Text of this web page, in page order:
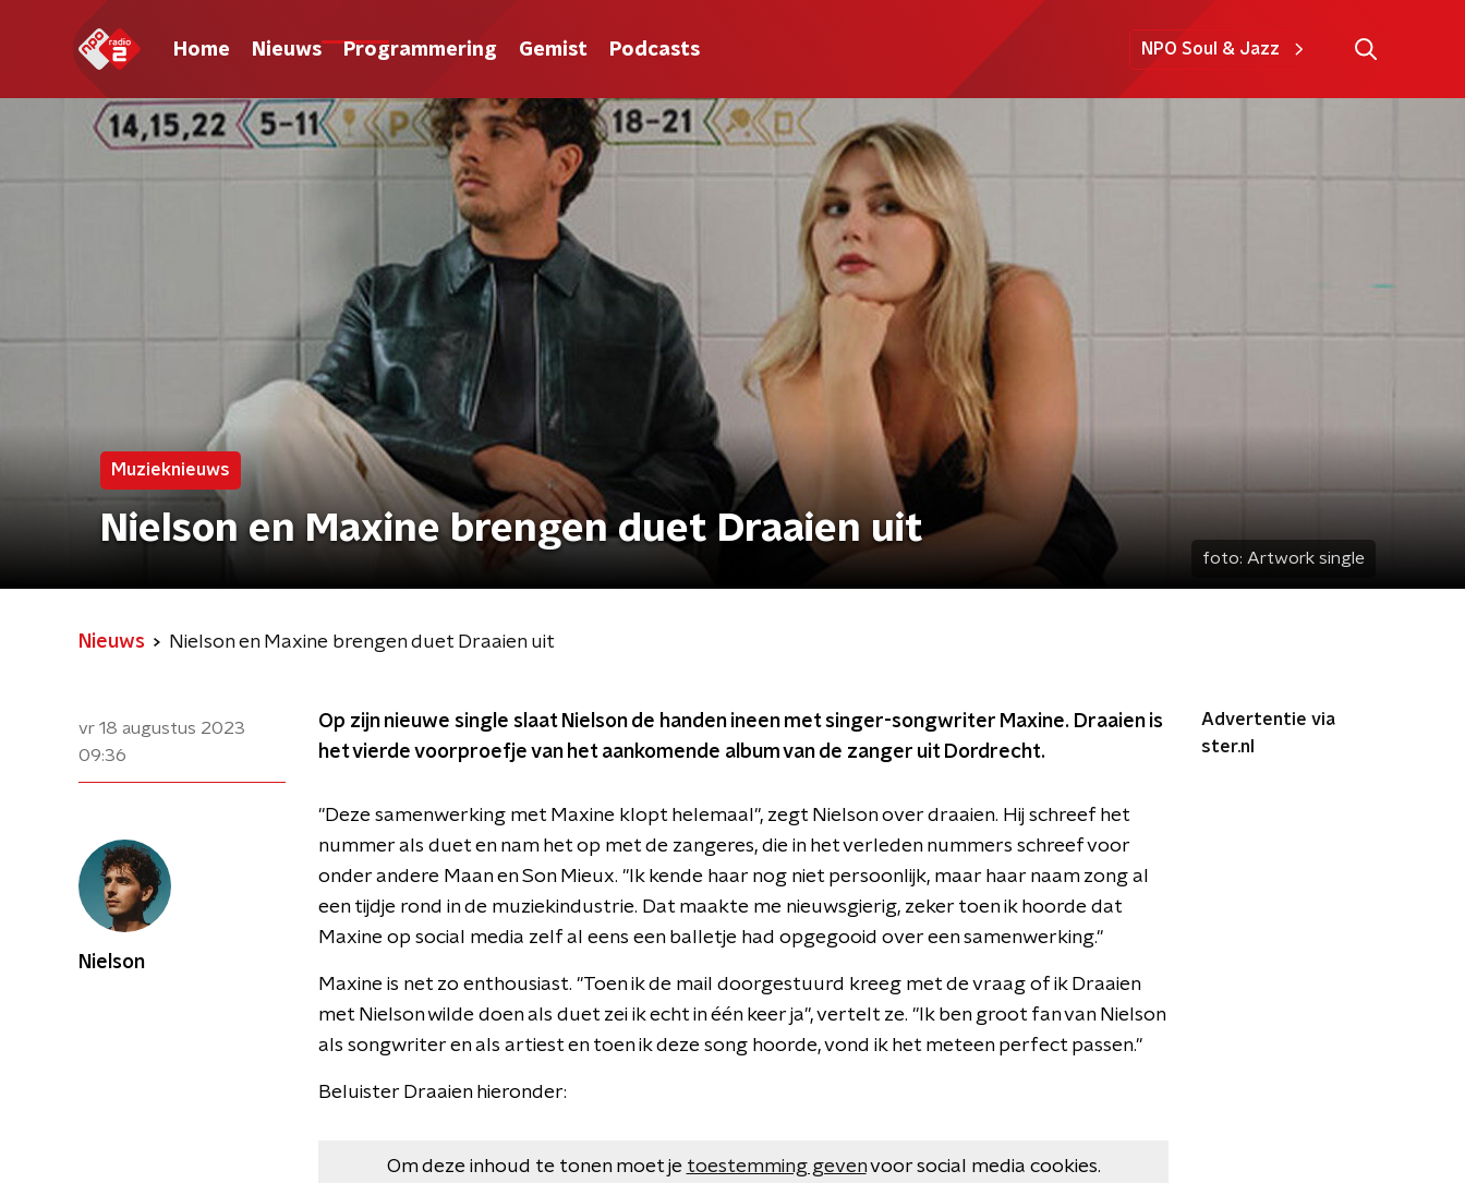
Home Nieuws Programmering Gemist Podcasts NPO Soul & Jazz
Muzieknieuws
Nielson en Maxine brengen duet Draaien uit
foto: Artwork single
Nieuws Nielson en Maxine brengen duet Draaien uit
vr 18 augustus 2023
09:36
Op zijn nieuwe single slaat Nielson de handen ineen met singer-songwriter Maxine. Draaien is
het vierde voorproefje van het aankomende album van de zanger uit Dordrecht.
"Deze samenwerking met Maxine klopt helemaal", zegt Nielson over draaien. Hij schreef het
nummer als duet en nam het op met de zangeres, die in het verleden nummers schreef voor
onder andere Maan en Son Mieux. "Ik kende haar nog niet persoonlijk, maar haar naam zong al
een tijdje rond in de muziekindustrie. Dat maakte me nieuwsgierig, zeker toen ik hoorde dat
Maxine op social media zelf al eens een balletje had opgegooid over een samenwerking."
Maxine is net zo enthousiast. "Toen ik de mail doorgestuurd kreeg met de vraag of ik Draaien
met Nielson wilde doen als duet zei ik echt in één keer ja", vertelt ze. "Ik ben groot fan van Nielson
als songwriter en als artiest en toen ik deze song hoorde, vond ik het meteen perfect passen."
Beluister Draaien hieronder:
Om deze inhoud te tonen moet je toestemming gevenvoor social media cookies.
Advertentie via
ster.nl
Nielson